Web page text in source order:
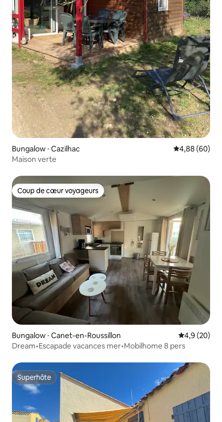
Bungalow ⋅ Cazilhac Évaluation
4,88 (60)
Maison verte
Coup de cœur voyageurs
Coup de cœur voyageurs
Bungalow ⋅ Canet-en-Roussillon Évaluation
4,9 (20)
Dream•Escapade vacances mer•Mobilhome 8 pers
Superhôte
Superhôte